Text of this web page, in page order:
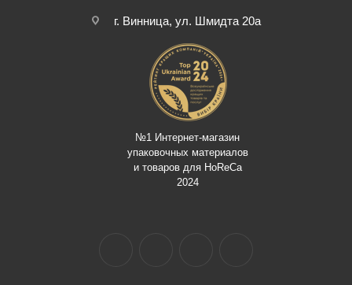
г. Винница, ул. Шмидта 20а
№1 Интернет-магазин
упаковочных материалов
и товаров для HoReCa
2024